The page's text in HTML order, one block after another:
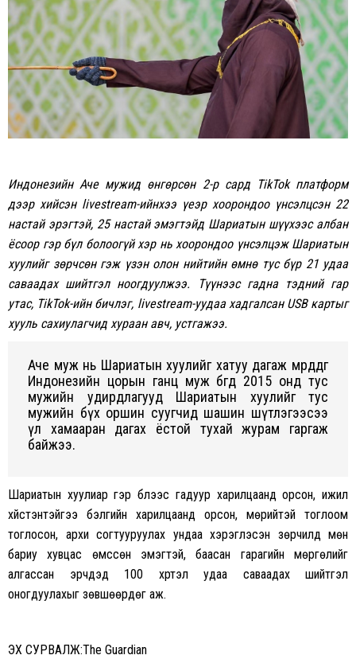
FacebookTwitter
Индонезийн Аче мужид өнгөрсөн 2-р сард TikTok платформ
дээр хийсэн livestream-ийнхээ үеэр хоорондоо үнсэлцсэн 22
настай эрэгтэй, 25 настай эмэгтэйд Шариатын шүүхээс албан
ёсоор гэр бүл болоогүй хэр нь хоорондоо үнсэлцэж Шариатын
хуулийг зөрчсөн гэж үзэн олон нийтийн өмнө тус бүр 21 удаа
саваадах шийтгэл ноогдуулжээ. Түүнээс гадна тэдний гар
утас, TikTok-ийн бичлэг, livestream-уудаа хадгалсан USB картыг
хууль сахиулагчид хураан авч, устгажээ.
Аче муж нь Шариатын хуулийг хатуу дагаж мөрддөг
Индонезийн цорын ганц муж бөгөөд 2015 онд тус
мужийн удирдлагууд Шариатын хуулийг тус
мужийн бүх оршин суугчид шашин шүтлэгээсээ
үл хамааран дагах ёстой тухай журам гаргаж
байжээ.
Шариатын хуулиар гэр бүлээс гадуур харилцаанд орсон, ижил
хүйстэнтэйгээ бэлгийн харилцаанд орсон, мөрийтэй тоглоом
тоглосон, архи согтууруулах ундаа хэрэглэсэн зөрчилд мөн
бариу хувцас өмссөн эмэгтэй, баасан гарагийн мөргөлийг
алгассан эрчүүдэд 100 хүртэл удаа саваадах шийтгэл
оногдуулахыг зөвшөөрдөг аж.
ЭХ СУРВАЛЖ:The Guardian